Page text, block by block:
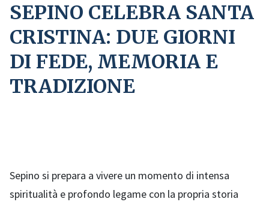
SEPINO CELEBRA SANTA
CRISTINA: DUE GIORNI
DI FEDE, MEMORIA E
TRADIZIONE
Sepino si prepara a vivere un momento di intensa
spiritualità e profondo legame con la propria storia